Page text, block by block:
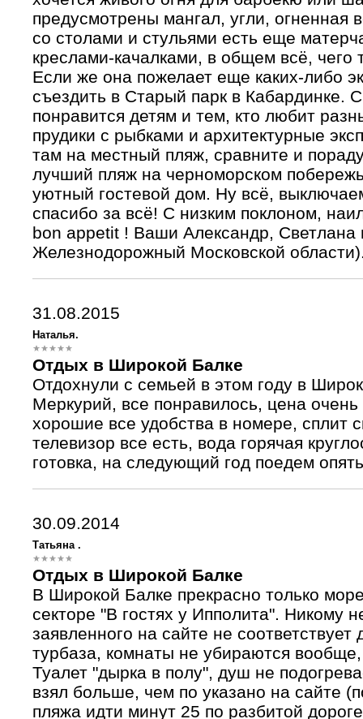
предусмотрены мангал, угли, огненная
со столами и стульями есть еще
креслами-качалками, в общем всё, чего
Если же она пожелает еще каких-либо
съездить в Старый парк в Кабардинке.
понравится детям и тем, кто любит
прудики с рыбками и архитектурные
там на местный пляж, сравните и
лучший пляж на черноморском
уютный гостевой дом. Ну всё,
спасибо за всё! С низким поклоном,
bon appetit ! Ваши Александр, Светлана
Железнодорожный Московской
31.08.2015
Наталья.
Отдых в Широкой Балке
Отдохнули с семьей в этом году в
Меркурий, все понравилось, цена
хорошие все удобства в номере, сплит
телевизор все есть, вода горячая
готовка, на следующий год поедем
30.09.2014
Татьяна .
Отдых в Широкой Балке
В Широкой Балке прекрасно только
секторе "В гостях у Ипполита". Никому
заявленного на сайте не соответствует
турбаза, комнаты не убираются
Туалет "дырка в полу", душ не
взял больше, чем по указано на сайте
пляжа идти минут 25 по разбитой